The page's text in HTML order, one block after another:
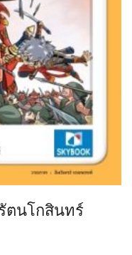
ตนโกสินทร์